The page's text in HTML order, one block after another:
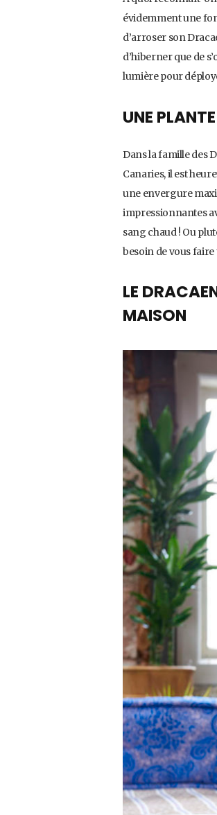
évidemment une
d’arroser son
d’hiberner que de
lumière pour
UNE
Dans la famille des
Canaries, il est
une envergure
impressionnantes
sang chaud ! Ou
besoin de vous
LE
MAISON